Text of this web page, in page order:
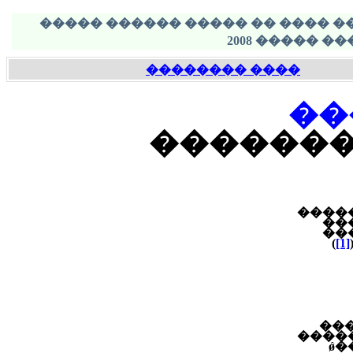
���� ������ ������ - ����
���� ��������
���� ��
[1]
)
��